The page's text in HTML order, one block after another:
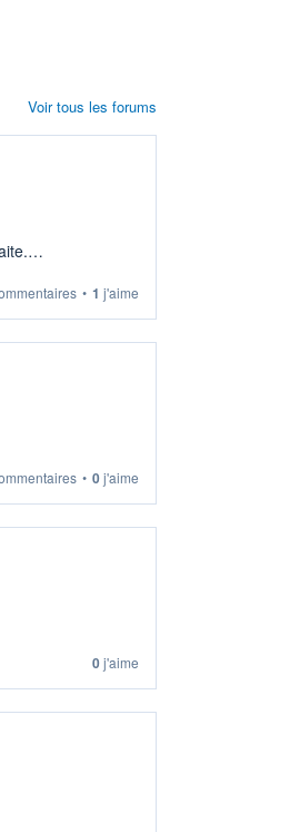
• 1 j'aime
• 0j'aime
0j'aime
Voir tous les forums